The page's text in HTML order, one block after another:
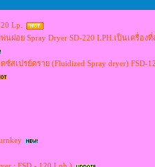
Lp.
อย Spray Dryer SD-220 LPH.เป็นเครื่องที่
เปรย์ดราย (Fluidized Spray dryer) FSD-